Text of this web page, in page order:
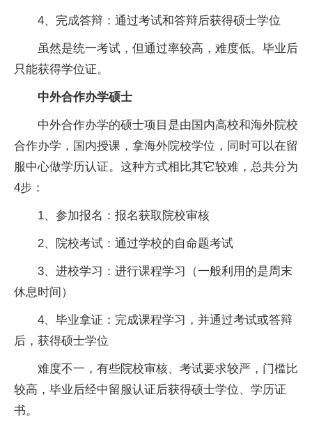
4、完成答辩：通过考试和答辩后获得硕士学位
虽然是统一考试，但通过率较高，难度低。毕业后
只能获得学位证。
中外合作办学硕士
中外合作办学的硕士项目是由国内高校和海外院校
合作办学，国内授课，拿海外院校学位，同时可以在留
服中心做学历认证。这种方式相比其它较难，总共分为
4步：
1、参加报名：报名获取院校审核
2、院校考试：通过学校的自命题考试
3、进校学习：进行课程学习（一般利用的是周末
休息时间）
4、毕业拿证：完成课程学习，并通过考试或答辩
后，获得硕士学位
难度不一，有些院校审核、考试要求较严，门槛比
较高，毕业后经中留服认证后获得硕士学位、学历证
书。